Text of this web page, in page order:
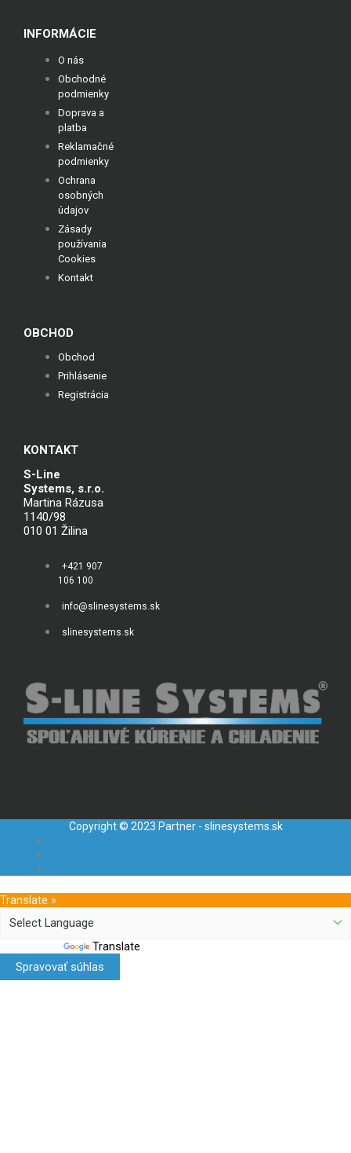
INFORMÁCIE
O nás
Obchodné
podmienky
Doprava a
platba
Reklamačné
podmienky
Ochrana
osobných
údajov
Zásady
používania
Cookies
Kontakt
OBCHOD
Obchod
Prihlásenie
Registrácia
KONTAKT
S-Line
Systems, s.r.o.
Martina Rázusa
1140/98
010 01 Žilina
+421 907
106 100
info@slinesystems.sk
slinesystems.sk
Copyright © 2023 Partner - slinesystems.sk
Translate »
Translate
Spravovať súhlas